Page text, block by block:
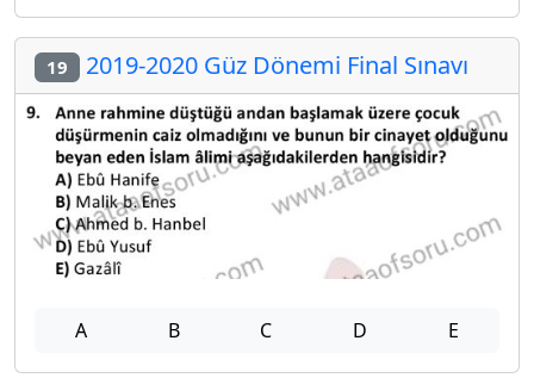
19 2019-2020 Güz Dönemi Final Sınavı
A B C D E